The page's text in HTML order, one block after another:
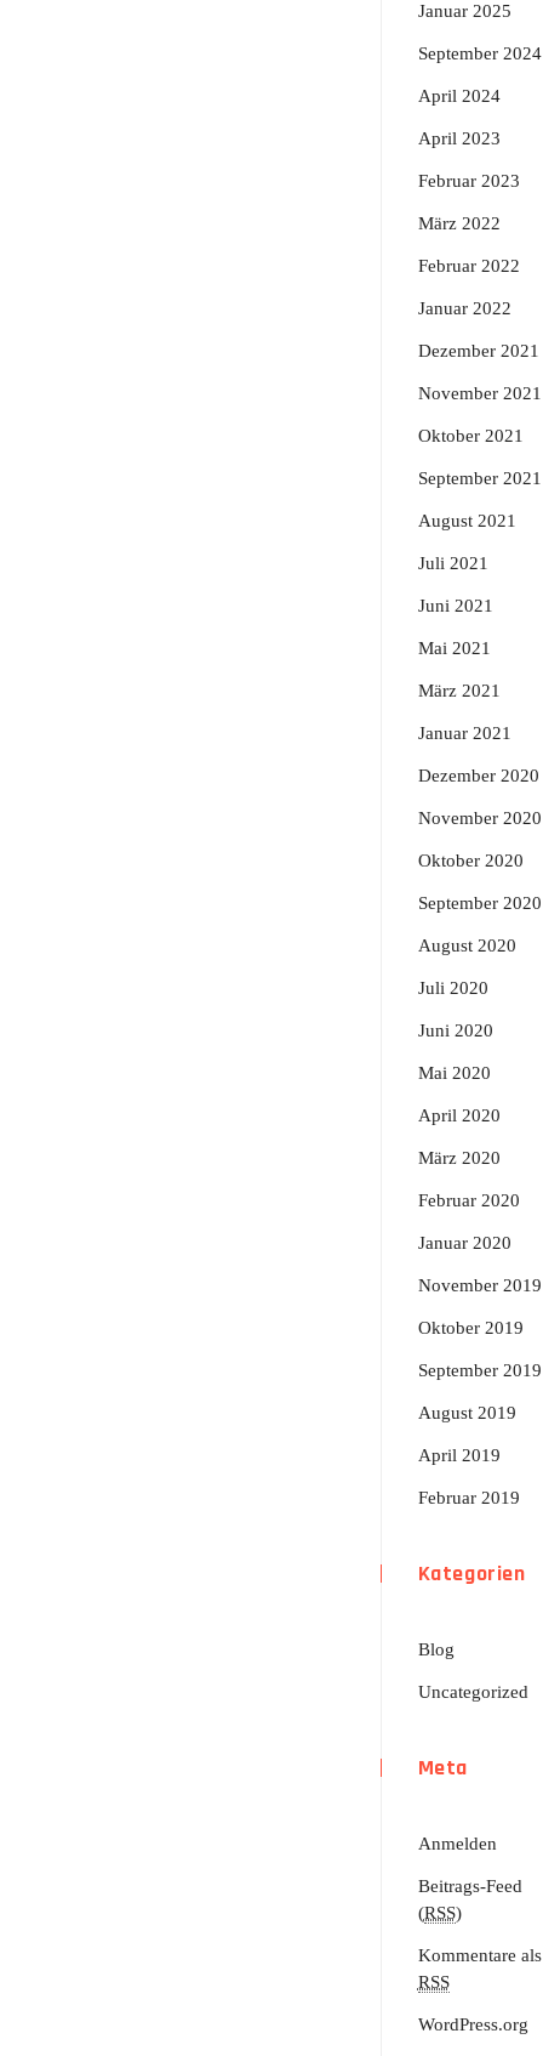
Januar 2025
September 2024
April 2024
April 2023
Februar 2023
März 2022
Februar 2022
Januar 2022
Dezember 2021
November 2021
Oktober 2021
September 2021
August 2021
Juli 2021
Juni 2021
Mai 2021
März 2021
Januar 2021
Dezember 2020
November 2020
Oktober 2020
September 2020
August 2020
Juli 2020
Juni 2020
Mai 2020
April 2020
März 2020
Februar 2020
Januar 2020
November 2019
Oktober 2019
September 2019
August 2019
April 2019
Februar 2019
Kategorien
Blog
Uncategorized
Meta
Anmelden
Beitrags-Feed
(RSS)
Kommentare als
RSS
WordPress.org